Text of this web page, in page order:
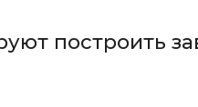
построить